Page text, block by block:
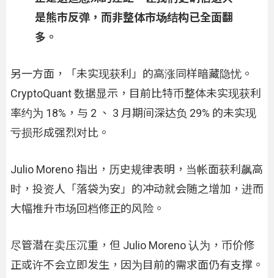
是熊市反弹，而非整体市场结构已全面翻
多。
另一方面，「未实现获利」的高涨同样暗藏隐忧。
CryptoQuant 数据显示，目前比特币整体未实现获利
率约为 18%，与 2 、 3 月期间深达负 29% 的未实现
亏损形成强烈对比。
Julio Moreno 指出，历史规律表明，当帐面获利飙高
时，投资人「落袋为安」的冲动就会随之增加，进而
大幅推升市场回档修正的风险。
尽管潜在卖压沉重，但 Julio Moreno 认为，币价修
正或许不会立即发生，因为目前的需求面仍有支撑。